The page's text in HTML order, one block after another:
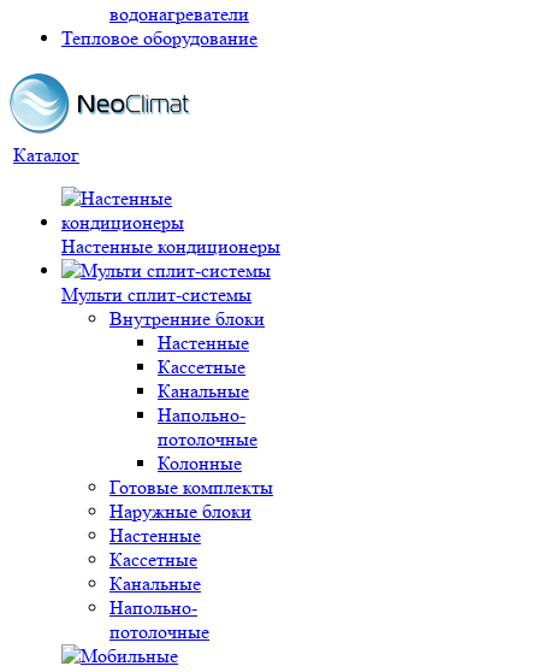
водонагреватели
Тепловое оборудование
Каталог
Настенные кондиционеры
Мульти сплит-системы
Внутренние блоки
Настенные
Кассетные
Канальные
Напольно-
потолочные
Колонные
Готовые комплекты
Наружные блоки
Настенные
Кассетные
Канальные
Напольно-
потолочные